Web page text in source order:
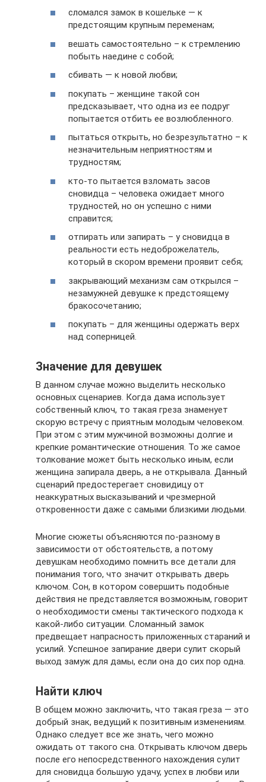
сломался замок в кошельке — к
предстоящим крупным переменам;
вешать самостоятельно – к стремлению
побыть наедине с собой;
сбивать — к новой любви;
покупать – женщине такой сон
предсказывает, что одна из ее подруг
попытается отбить ее возлюбленного.
пытаться открыть, но безрезультатно – к
незначительным неприятностям и
трудностям;
кто-то пытается взломать засов
сновидца – человека ожидает много
трудностей, но он успешно с ними
справится;
отпирать или запирать – у сновидца в
реальности есть недоброжелатель,
который в скором времени проявит себя;
закрывающий механизм сам открылся –
незамужней девушке к предстоящему
бракосочетанию;
покупать – для женщины одержать верх
над соперницей.
Значение для девушек
В данном случае можно выделить несколько
основных сценариев. Когда дама использует
собственный ключ, то такая греза знаменует
скорую встречу с приятным молодым человеком.
При этом с этим мужчиной возможны долгие и
крепкие романтические отношения. То же самое
толкование может быть несколько иным, если
женщина запирала дверь, а не открывала. Данный
сценарий предостерегает сновидицу от
неаккуратных высказываний и чрезмерной
откровенности даже с самыми близкими людьми.
Многие сюжеты объясняются по-разному в
зависимости от обстоятельств, а потому
девушкам необходимо помнить все детали для
понимания того, что значит открывать дверь
ключом. Сон, в котором совершить подобные
действия не представляется возможным, говорит
о необходимости смены тактического подхода к
какой-либо ситуации. Сломанный замок
предвещает напрасность приложенных стараний и
усилий. Успешное запирание двери сулит скорый
выход замуж для дамы, если она до сих пор одна.
Найти ключ
В общем можно заключить, что такая греза — это
добрый знак, ведущий к позитивным изменениям.
Однако следует все же знать, чего можно
ожидать от такого сна. Открывать ключом дверь
после его непосредственного нахождения сулит
для сновидца большую удачу, успех в любви или